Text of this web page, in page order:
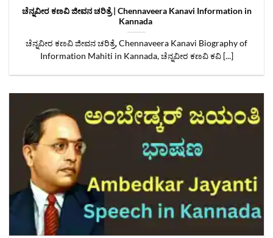
ಚೆನ್ನವೀರ ಕಣವಿ ಜೀವನ ಚರಿತ್ರೆ | Chennaveera Kanavi Information in
Kannada
ಚೆನ್ನವೀರ ಕಣವಿ ಜೀವನ ಚರಿತ್ರೆ, Chennaveera Kanavi Biography of
Information Mahiti in Kannada, ಚೆನ್ನವೀರ ಕಣವಿ ಕವಿ [...]